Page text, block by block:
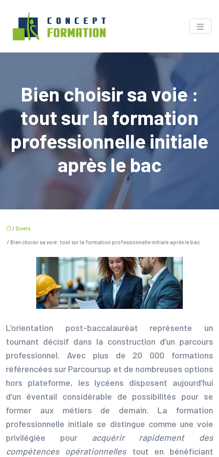
Bien choisir sa voie :
tout sur la formation
professionnelle initiale
après le bac
/ Divers
/ Bien choisir sa voie : tout sur la formation professionnelle initiale après le bac
L’orientation post-baccalauréat représente un
tournant décisif dans la construction d’un parcours
professionnel. Avec plus de 20 000 formations
référencées sur Parcoursup et de nombreuses options
hors plateforme, les lycéens disposent aujourd’hui
d’un éventail considérable de possibilités pour se
former aux métiers de demain. La formation
professionnelle initiale se distingue comme une voie
privilégiée pour acquérir rapidement des
compétences opérationnelles tout en bénéficiant